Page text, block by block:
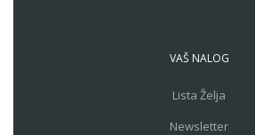
VAŠ NALOG
Lista Želja
Newsletter